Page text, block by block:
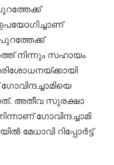
നിന്നും സഹായം
അതീവ സുരക്ഷാ
ഗോവിന്ദച്ചാമി
മേധാവി റിപ്പോര്‍ട്ട്